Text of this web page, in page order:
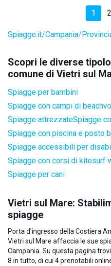
1 2
Spiagge.it Campania
Scopri le diverse
comune di Vietri sul
Spiagge per bambini
Spiagge con campi di
Spiagge attrezzateSpiagge
Spiagge con piscina e posto
Spiagge accessibili per
Spiagge con corsi di kitesurf
Spiagge per cani
Vietri sul Mare:
spiagge
Porta d'ingresso della Costiera
Vietri sul Mare affaccia le sue
Campania. Su questa pagina
8 in tutto, di cui 4 prenotabili